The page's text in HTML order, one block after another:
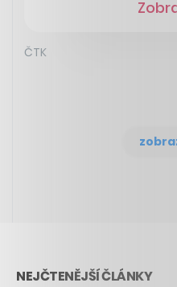
ČTK
NEJČTENĚJŠÍ ČLÁNKY